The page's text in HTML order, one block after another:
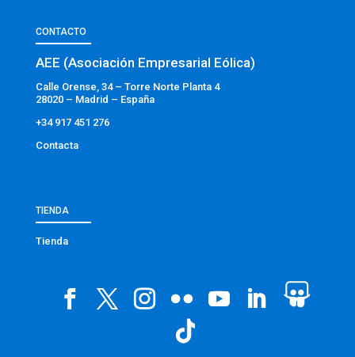
CONTACTO
AEE (Asociación Empresarial Eólica)
Calle Orense, 34 – Torre Norte Planta 4
28020 – Madrid – España
+34 917 451 276
Contacta
TIENDA
Tienda